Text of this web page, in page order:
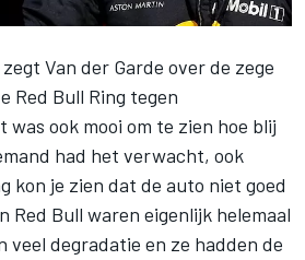
zegt Van der Garde over de zege
Red Bull Ring tegen
was ook mooi om te zien hoe blij
had het verwacht, ook
kon je zien dat de auto niet goed
Red Bull waren eigenlijk helemaal
veel degradatie en ze hadden de